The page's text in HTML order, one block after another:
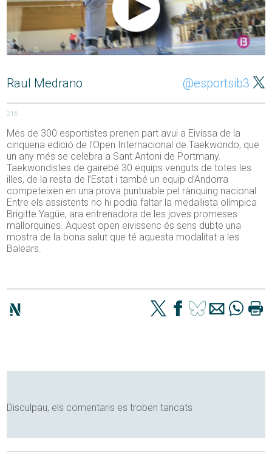
Raul Medrano @esportsib3
216
Més de 300 esportistes prenen part avui a Eivissa de la
cinquena edició de l’Open Internacional de Taekwondo, que
un any més se celebra a Sant Antoni de Portmany.
Taekwondistes de gairebé 30 equips venguts de totes les
illes, de la resta de l’Estat i també un equip d’Andorra
competeixen en una prova puntuable pel rànquing nacional.
Entre els assistents no hi podia faltar la medallista olímpica
Brigitte Yagüe, ara entrenadora de les joves promeses
mallorquines. Aquest open eivissenc és sens dubte una
mostra de la bona salut que té aquesta modalitat a les
Balears.
Disculpau, els comentaris es troben tancats